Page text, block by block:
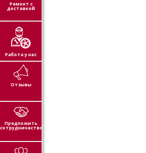
Ремонт с
доставкой
Работа у нас
Отзывы
Предложить
сотрудничество